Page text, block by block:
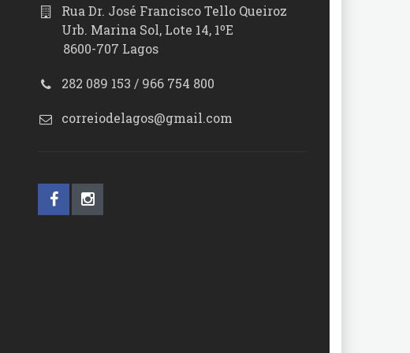
Rua Dr. José Francisco Tello Queiroz
Urb. Marina Sol, Lote 14, 1ºE
8600-707 Lagos
282 089 153 / 966 754 800
correiodelagos@gmail.com